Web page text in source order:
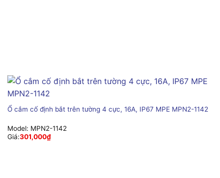
Ổ cắm cố định bắt trên tường 4 cực, 16A, IP67 MPE MPN2-1142
Model: MPN2-1142
Giá:301,000₫